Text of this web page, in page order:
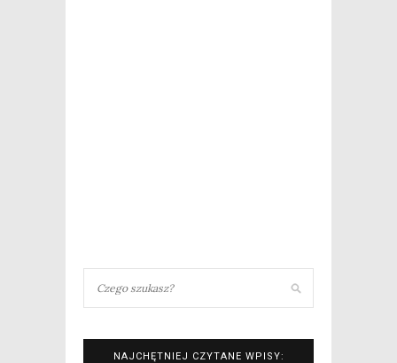
NAJCHĘTNIEJ CZYTANE WPISY: